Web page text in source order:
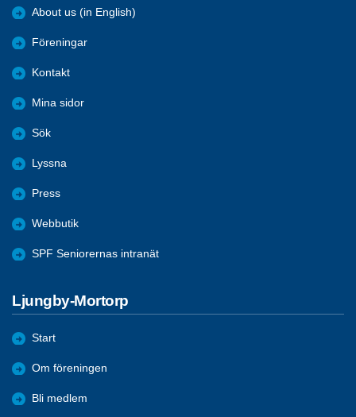
About us (in English)
Föreningar
Kontakt
Mina sidor
Sök
Lyssna
Press
Webbutik
SPF Seniorernas intranät
Ljungby-Mortorp
Start
Om föreningen
Bli medlem